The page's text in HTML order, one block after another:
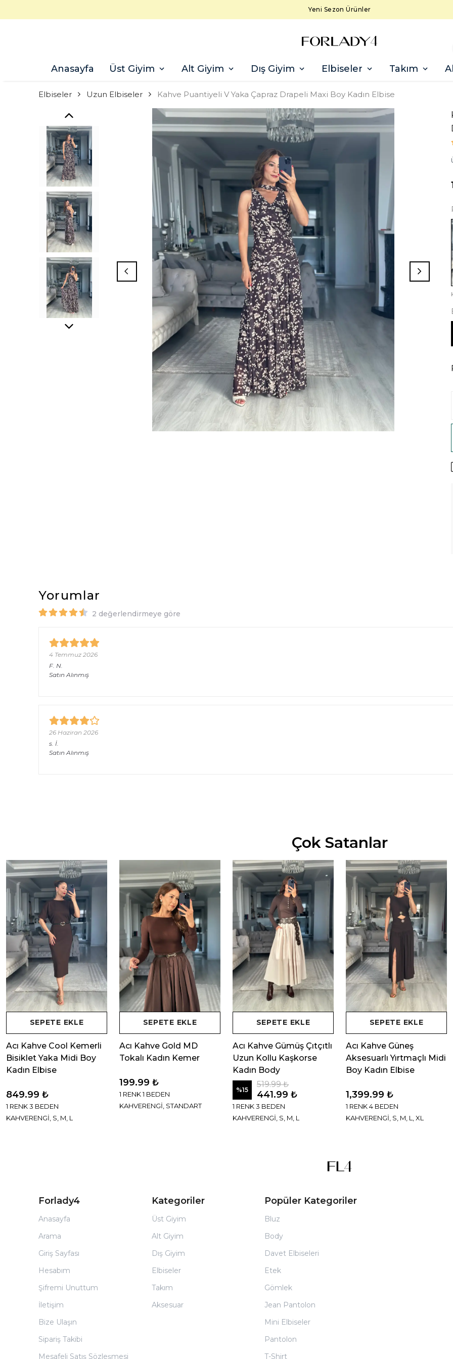
Yeni Sezon Ürünler
Anasayfa Üst Giyim Alt Giyim Dış Giyim Elbiseler Takım
Elbiseler Uzun Elbiseler Kahve Puantiyeli V Yaka Çapraz Drapeli Maxi Boy Kadın Elbise
Yorumlar
2 değerlendirmeye göre
4 Temmuz 2026
F. N.
Satın Alınmış
26 Haziran 2026
s. İ.
Satın Alınmış
Çok Satanlar
SEPETE EKLE
Acı Kahve Cool Kemerli
Bisiklet Yaka Midi Boy
Kadın Elbise
849.99 ₺
1 RENK 3 BEDEN
KAHVERENGİ, S, M, L
SEPETE EKLE
Acı Kahve Gold MD
Tokalı Kadın Kemer
199.99 ₺
1 RENK 1 BEDEN
KAHVERENGİ, STANDART
SEPETE EKLE
Acı Kahve Gümüş Çıtçıtlı
Uzun Kollu Kaşkorse
Kadın Body
%15
519.99 ₺
441.99 ₺
1 RENK 3 BEDEN
KAHVERENGİ, S, M, L
SEPETE EKLE
Acı Kahve Güneş
Aksesuarlı Yırtmaçlı Midi
Boy Kadın Elbise
1,399.99 ₺
1 RENK 4 BEDEN
KAHVERENGİ, S, M, L, XL
Forlady4
Anasayfa
Arama
Giriş Sayfası
Hesabım
Şifremi Unuttum
İletişim
Bize Ulaşın
Sipariş Takibi
Mesafeli Satış Sözleşmesi
Kategoriler
Üst Giyim
Alt Giyim
Dış Giyim
Elbiseler
Takım
Aksesuar
Popüler Kategoriler
Bluz
Body
Davet Elbiseleri
Etek
Gömlek
Jean Pantolon
Mini Elbiseler
Pantolon
T-Shirt